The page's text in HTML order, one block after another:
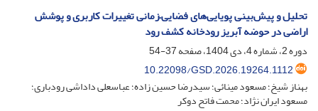
تحلیل و پیش‌بینی پویایی‌های فضایی–زمانی تغییرات کاربری و پوشش
اراضی در حوضه آبریز رودخانه کشف‌ رود
دوره 2، شماره 4، دی 1404، صفحه
37-54
10.22098/GSD.2026.19264.1112
بهناز شیخ؛ مسعود مینائی؛ سیدرضا حسین زاده؛ عباسعلی داداشی رودباری؛
مسعود ایران نژاد؛ محمت فاتح دوکر